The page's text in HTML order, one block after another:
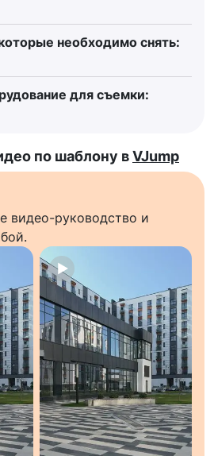
необходимо снять:
для съемки:
по шаблону вVJump
видео-руководство и